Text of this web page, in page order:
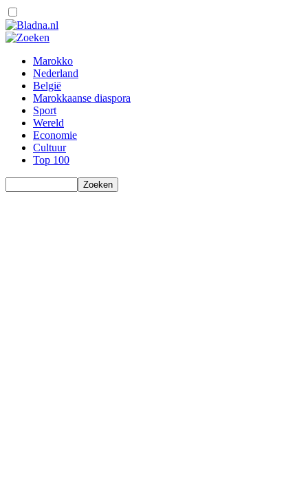
Marokko
Nederland
België
Marokkaanse diaspora
Sport
Wereld
Economie
Cultuur
Top 100